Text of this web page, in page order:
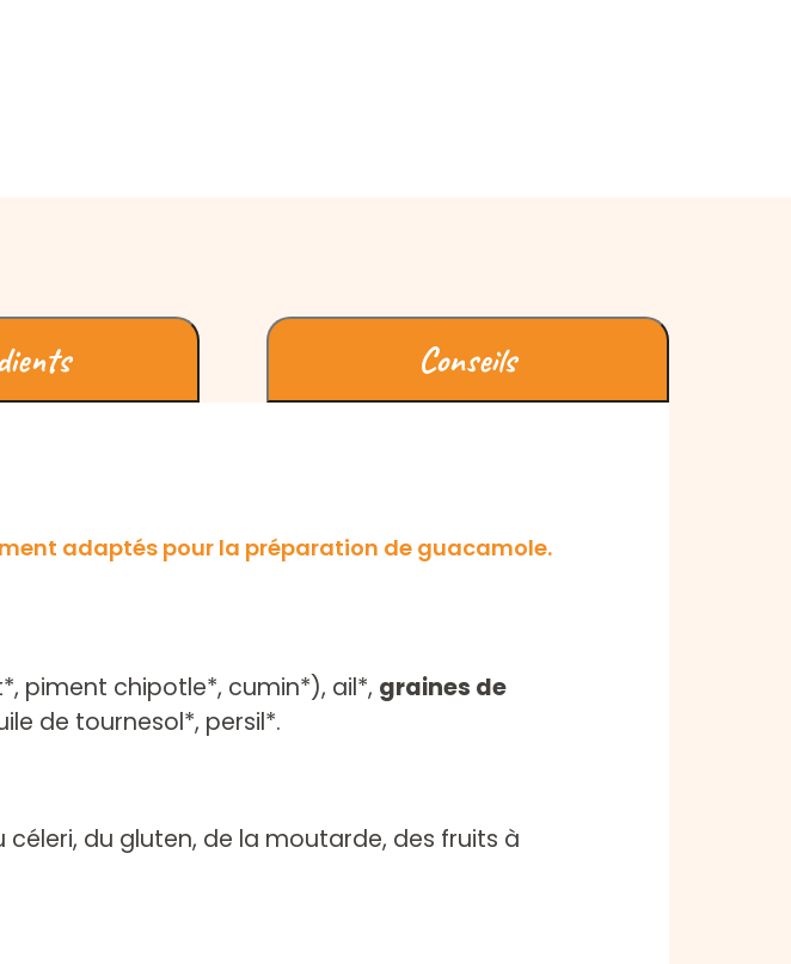
Conseils
adaptés pour la préparation de guacamole.
piment chipotle*, cumin*), ail*, graines de
de tournesol*, persil*.
céleri, du gluten, de la moutarde, des fruits à